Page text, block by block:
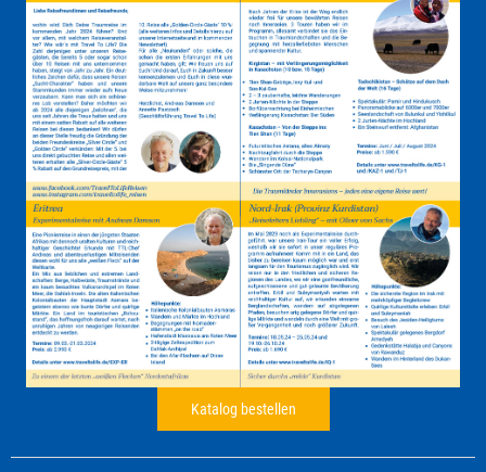
Katalog bestellen